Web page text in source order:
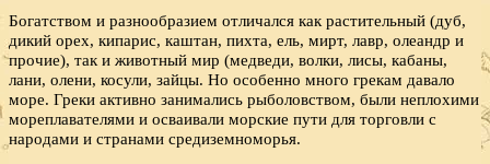
Богатством и разнообразием отличался как растительный (дуб,
дикий орех, кипарис, каштан, пихта, ель, мирт, лавр, олеандр и
прочие), так и животный мир (медведи, волки, лисы, кабаны,
лани, олени, косули, зайцы. Но особенно много грекам давало
море. Греки активно занимались рыболовством, были неплохими
мореплавателями и осваивали морские пути для торговли с
народами и странами средиземноморья.